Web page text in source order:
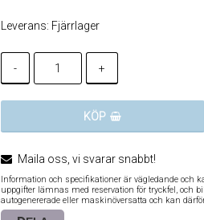
Leverans: Fjärrlager
- +
KÖP
Maila oss, vi svarar snabbt!
Information och specifikationer är vägledande och
uppgifter lämnas med reservation för tryckfel, och
autogenererade eller maskinöversatta och kan